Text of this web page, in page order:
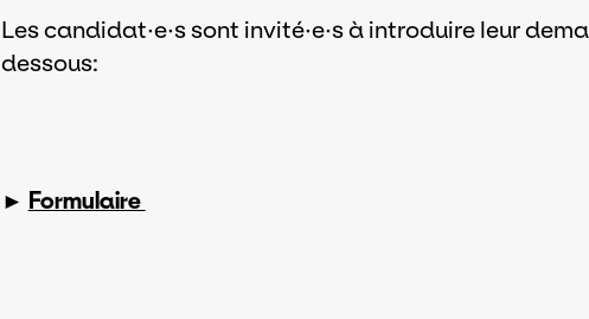
Les candidat·e·s sont invité·e·s à introduire leur
dessous:
► Formulaire